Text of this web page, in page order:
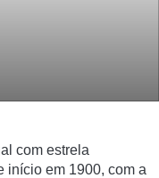
com estrela
início em 1900, com a